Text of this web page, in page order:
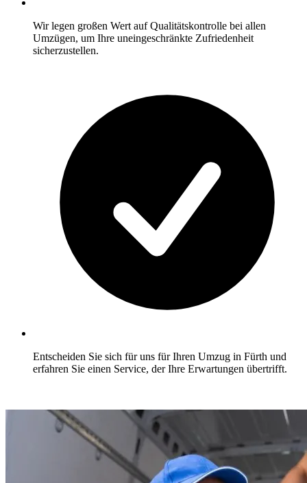
Wir legen großen Wert auf Qualitätskontrolle bei allen
Umzügen, um Ihre uneingeschränkte Zufriedenheit
sicherzustellen.
Entscheiden Sie sich für uns für Ihren Umzug in Fürth und
erfahren Sie einen Service, der Ihre Erwartungen übertrifft.